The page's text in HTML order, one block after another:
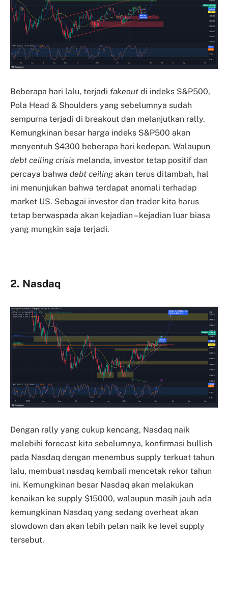
Beberapa hari lalu, terjadi fakeout di indeks S&P500,
Pola Head & Shoulders yang sebelumnya sudah
sempurna terjadi di breakout dan melanjutkan rally.
Kemungkinan besar harga indeks S&P500 akan
menyentuh $4300 beberapa hari kedepan. Walaupun
debt ceiling crisis melanda, investor tetap positif dan
percaya bahwa debt ceilingakan terus ditambah, hal
ini menunjukan bahwa terdapat anomali terhadap
market US. Sebagai investor dan trader kita harus
tetap berwaspada akan kejadian – kejadian luar biasa
yang mungkin saja terjadi.
2. Nasdaq
Dengan rally yang cukup kencang, Nasdaq naik
melebihi forecast kita sebelumnya, konfirmasi bullish
pada Nasdaq dengan menembus supply terkuat tahun
lalu, membuat nasdaq kembali mencetak rekor tahun
ini. Kemungkinan besar Nasdaq akan melakukan
kenaikan ke supply $15000, walaupun masih jauh ada
kemungkinan Nasdaq yang sedang overheat akan
slowdown dan akan lebih pelan naik ke level supply
tersebut.